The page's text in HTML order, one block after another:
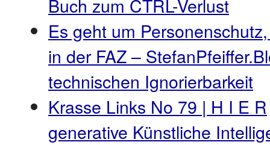
Buch zum CTRL-Verlust
Es geht um
in der FAZ –
technischen Ignorierbarkeit
Krasse Links No 79 | H I E R
generative Künstliche